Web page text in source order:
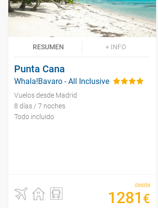
RESUMEN + INFO
Punta Cana
Whala!Bavaro - All Inclusive
Vuelos desde Madrid
8 días / 7 noches
Todo incluido
desde
1281 €